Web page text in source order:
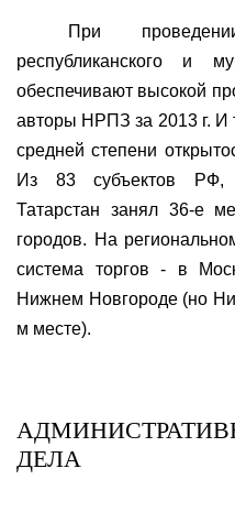
При
республиканского и
обеспечивают высокой
авторы НРПЗ за 2013 г. И
средней степени
Из 83 субъектов РФ,
Татарстан занял 36-е
городов. На
система торгов - в
Нижнем Новгороде (но
м месте).
ДЕЛА